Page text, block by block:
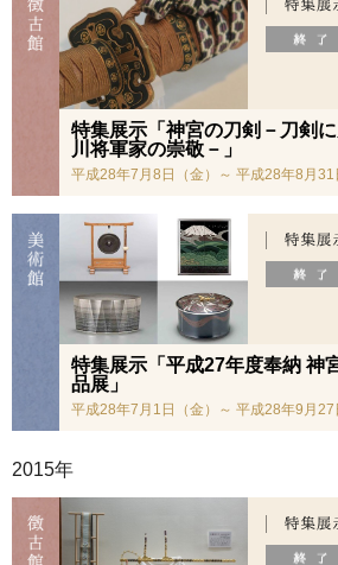
特集展示「神宮の刀剣－刀剣
川将軍家の崇敬－」
平成28年7月8日（金）～ 平成28年8月31
特集展示「平成27年度奉納 神
品展」
平成28年7月1日（金）～ 平成28年9月27
2015年